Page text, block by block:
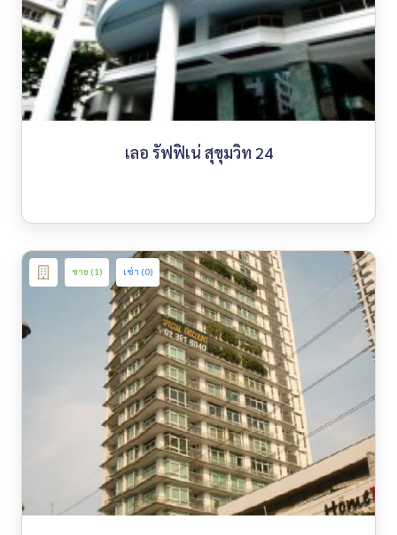
เลอ รัฟฟิเน่ สุขุมวิท 24
ขาย (1) เช่า (0)